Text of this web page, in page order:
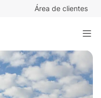
Área de clientes